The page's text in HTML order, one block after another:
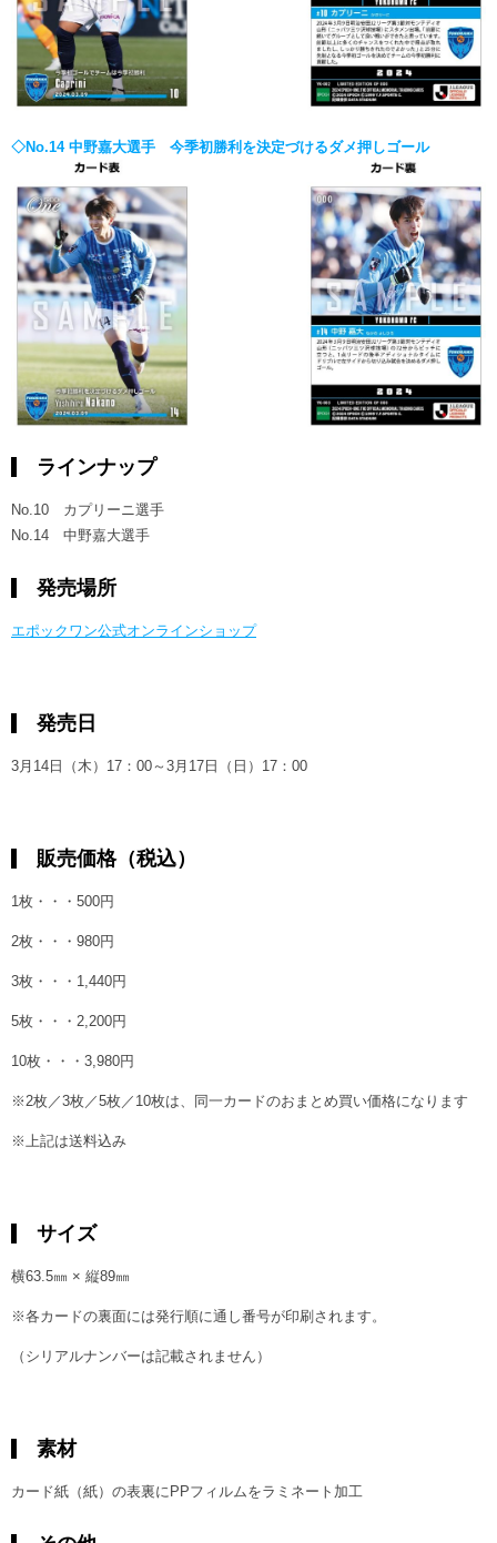
◇No.14 中野嘉大選手 今季初勝利を決定づけるダメ押しゴール
ラインナップ
No.10 カプリーニ選手
No.14 中野嘉大選手
発売場所
エポックワン公式オンラインショップ
発売日
3月14日（木）17：00～3月17日（日）17：00
販売価格（税込）
1枚・・・500円
2枚・・・980円
3枚・・・1,440円
5枚・・・2,200円
10枚・・・3,980円
※2枚／3枚／5枚／10枚は、同一カードのおまとめ買い価格になります
※上記は送料込み
サイズ
横63.5㎜ × 縦89㎜
※各カードの裏面には発行順に通し番号が印刷されます。
（シリアルナンバーは記載されません）
素材
カード紙（紙）の表裏にPPフィルムをラミネート加工